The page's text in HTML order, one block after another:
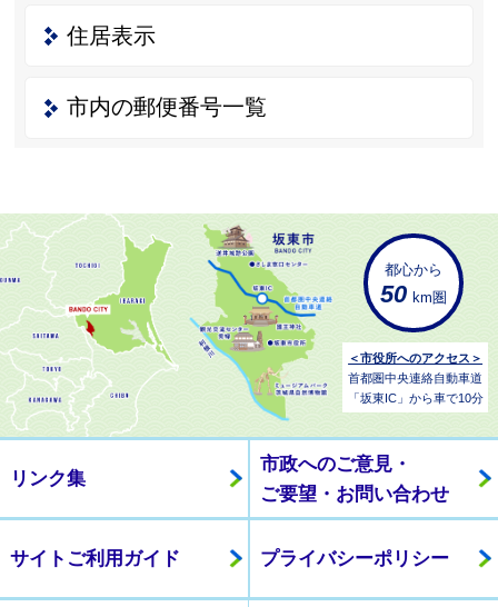
住居表示
市内の郵便番号一覧
都心から
50 km圏
＜市役所へのアクセス＞
首都圏中央連絡自動車道
「坂東IC」から車で10分
リンク集
市政へのご意見・
ご要望・お問い合わせ
サイトご利用ガイド プライバシーポリシー